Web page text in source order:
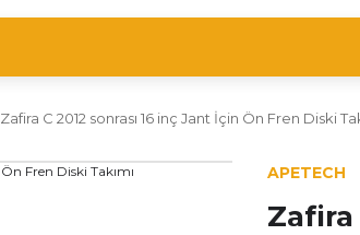
Zafira C 2012 sonrası 16 inç Jant İçin Ön Fren Diski
APETECH
Zafira